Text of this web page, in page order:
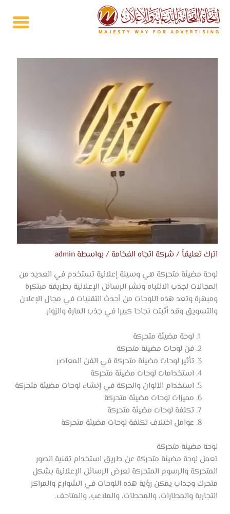
تخطي
إلى
المحتوى
اترك تعليقاً/شركة اتجاه الفخامة / بواسطة admin
لوحة مضيئة متحركة هي وسيلة إعلانية تستخدم في العديد من
المجالات لجذب الانتباه ونشر الرسائل الإعلانية بطريقة مبتكرة
ومبهرة وتعد هذه اللوحات من أحدث التقنيات في مجال الإعلان
والتسويق وقد أثبتت نجاحا كبيرا في جذب المارة والزوار.
لوحة مضيئة متحركة
فن لوحات مضيئة متحركة
تأثير لوحات مضيئة متحركة في الفن المعاصر
استخدامات لوحات مضيئة متحركة
استخدام الألوان والحركة في إنشاء لوحات مضيئة متحركة
مميزات لوحات مضيئة متحركة
تكلفة لوحات مضيئة متحركة
عوامل اختلاف تكلفة لوحات مضيئة متحركة
لوحة مضيئة متحركة
تعمل لوحة مضيئة متحركة عن طريق استخدام تقنية الصور
المتحركة والرسوم المتحركة لعرض الرسائل الإعلانية بشكل
متحرك وجذاب يمكن رؤية هذه اللوحات في الشوارع والمراكز
التجارية والمطارات، والمحطات، والملاعب، والمتاحف.